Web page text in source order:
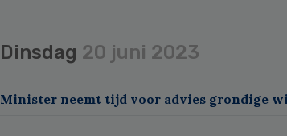
Dinsdag 20 juni 2023
Minister neemt tijd voor advies grondige